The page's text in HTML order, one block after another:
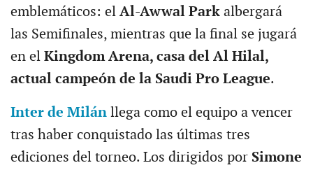
emblemáticos: el Al-Awwal Park albergará
las Semifinales, mientras que la final se jugará
en elKingdom Arena, casa del Al Hilal,
actual campeón de la Saudi Pro League.
Inter de Milánllega como el equipo a vencer
tras haber conquistado las últimas tres
ediciones del torneo. Los dirigidos por Simone